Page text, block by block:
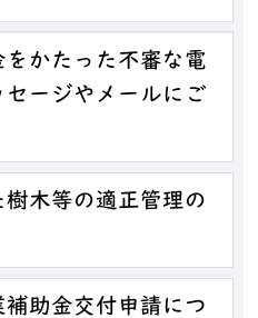
かたった不審な電
ージやメールにご
木等の適正管理の
助金交付申請につ